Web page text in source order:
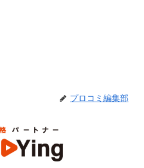
プロコミ編集部